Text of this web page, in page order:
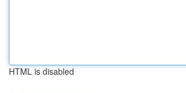
HTML is disabled